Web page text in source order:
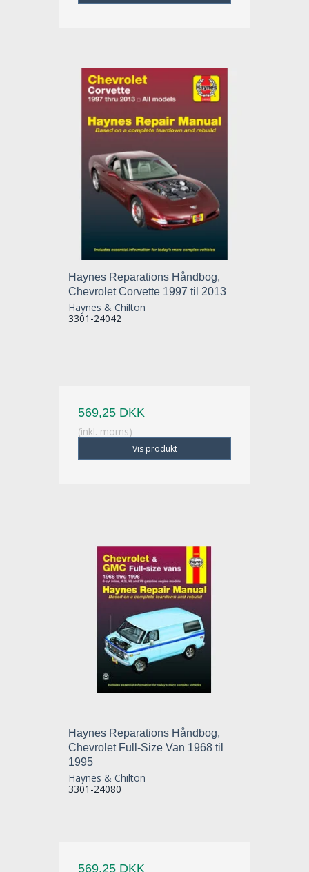
Haynes Reparations Håndbog,
Chevrolet Corvette 1997 til 2013
Haynes & Chilton
3301-24042
569,25 DKK
(inkl. moms)
Vis produkt
Haynes Reparations Håndbog,
Chevrolet Full-Size Van 1968 til
1995
Haynes & Chilton
3301-24080
569,25 DKK